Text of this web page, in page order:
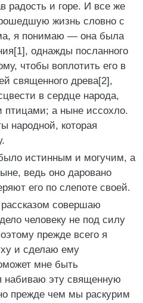
радость и горе. И все же
жизнь словно с
я понимаю — она была
однажды посланного
чтобы воплотить его в
священного древа[2],
в сердце народа,
а ныне иссохло.
народной, которая
истинным и могучим, а
ведь оно даровано
его по слепоте своей.
совершаю
человеку не под силу
прежде всего я
и сделаю ему
мне быть
эту священную
прежде чем мы раскурим